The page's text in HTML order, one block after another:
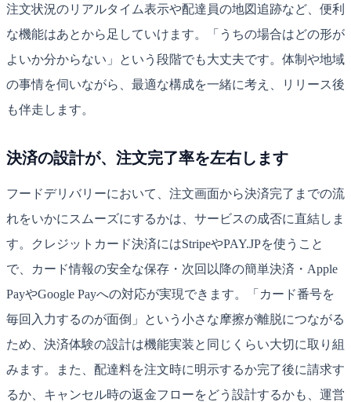
注文状況のリアルタイム表示や配達員の地図追跡など、便利
な機能はあとから足していけます。「うちの場合はどの形が
よいか分からない」という段階でも大丈夫です。体制や地域
の事情を伺いながら、最適な構成を一緒に考え、リリース後
も伴走します。
決済の設計が、注文完了率を左右します
フードデリバリーにおいて、注文画面から決済完了までの流
れをいかにスムーズにするかは、サービスの成否に直結しま
す。クレジットカード決済にはStripeやPAY.JPを使うこと
で、カード情報の安全な保存・次回以降の簡単決済・Apple
PayやGoogle Payへの対応が実現できます。「カード番号を
毎回入力するのが面倒」という小さな摩擦が離脱につながる
ため、決済体験の設計は機能実装と同じくらい大切に取り組
みます。また、配達料を注文時に明示するか完了後に請求す
るか、キャンセル時の返金フローをどう設計するかも、運営